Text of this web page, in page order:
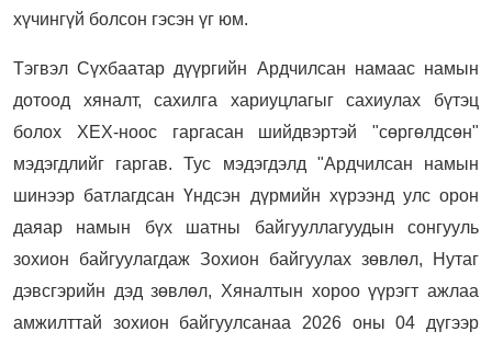
хүчингүй болсон гэсэн үг юм.
Тэгвэл Сүхбаатар дүүргийн Ардчилсан намаас намын
дотоод хяналт, сахилга хариуцлагыг сахиулах бүтэц
болох ХЕХ-ноос гаргасан шийдвэртэй "сөргөлдсөн"
мэдэгдлийг гаргав. Тус мэдэгдэлд "Ардчилсан намын
шинээр батлагдсан Үндсэн дүрмийн хүрээнд улс орон
даяар намын бүх шатны байгууллагуудын сонгууль
зохион байгуулагдаж Зохион байгуулах зөвлөл, Нутаг
дэвсгэрийн дэд зөвлөл, Хяналтын хороо үүрэгт ажлаа
амжилттай зохион байгуулсанаа 2026 оны 04 дүгээр